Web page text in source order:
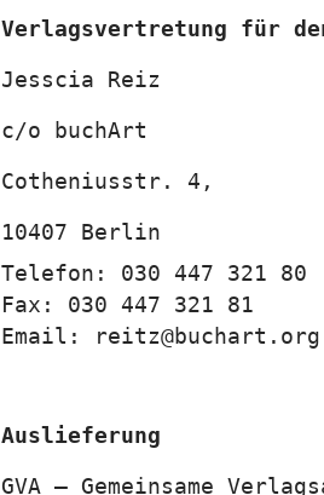
Verlagsvertretung für
Jesscia Reiz
c/o
buchArt
Cotheniusstr. 4,
10407 Berlin
Telefon: 030 447 321 80
Fax: 030 447 321 81
Email:
reitz@buchart.org
Auslieferung
GVA – Gemeinsame